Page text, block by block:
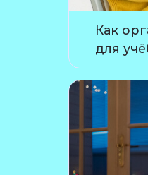
Как
для